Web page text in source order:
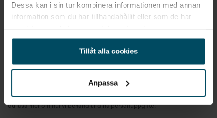
Dessa kan i sin tur kombinera informationen med annan
information som du har tillhandahållit eller som de har
Tillåt alla cookies
Anpassa
TELEFONNUMMER
Alla personuppgifter som skickas in till Holmgrens kommer att behandlas
enligt bestämmelserna i EU:s dataskyddsförordningen (GDPR).Härkan
du läsa mer om hur vi behandlar dina personuppgifter.